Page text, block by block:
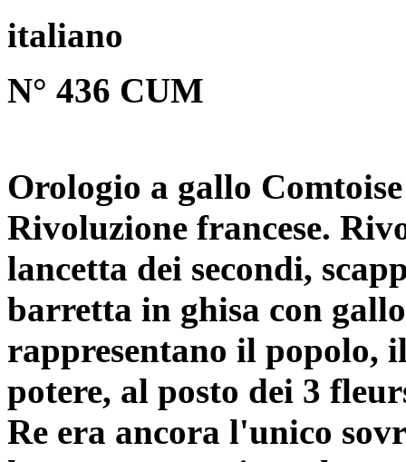
italiano
N° 436 CUM
Orologio a gallo
Rivoluzione francese.
lancetta dei secondi,
barretta in ghisa con
rappresentano il popolo,
potere, al posto dei 3
Re era ancora l'unico